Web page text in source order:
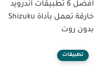
أفضل 6 تطبيقات أندرويد
خارقة تعمل بأداة Shizuku
بدون روت
تطبيقات